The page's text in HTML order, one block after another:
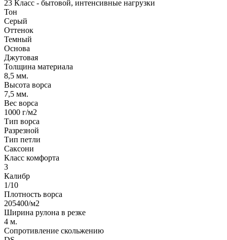
23 Класс - бытовой, интенсивные нагрузки
Тон
Серый
Оттенок
Темный
Основа
Джутовая
Толщина материала
8,5 мм.
Высота ворса
7,5 мм.
Вес ворса
1000 г/м2
Тип ворса
Разрезной
Тип петли
Саксони
Класс комфорта
3
Калибр
1/10
Плотность ворса
205400/м2
Ширина рулона в резке
4 м.
Сопротивление скольжению